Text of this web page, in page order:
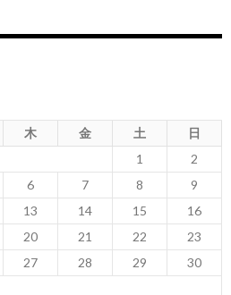
木 金 土
日
1
2
6 7 8
9
13 14 15
16
20 21 22
23
27 28 29
30